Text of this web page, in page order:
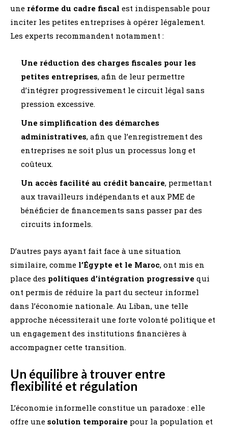
une réforme du cadre fiscal est indispensable pour
inciter les petites entreprises à opérer légalement​.
Les experts recommandent notamment :
Une réduction des charges fiscales pour les
petites entreprises, afin de leur permettre
d’intégrer progressivement le circuit légal sans
pression excessive.
Une simplification des démarches
administratives, afin que l’enregistrement des
entreprises ne soit plus un processus long et
coûteux.
Un accès facilité au crédit bancaire, permettant
aux travailleurs indépendants et aux PME de
bénéficier de financements sans passer par des
circuits informels.
D’autres pays ayant fait face à une situation
similaire, comme l’Égypte et le Maroc, ont mis en
place des politiques d’intégration progressive qui
ont permis de réduire la part du secteur informel
dans l’économie nationale. Au Liban, une telle
approche nécessiterait une forte volonté politique et
un engagement des institutions financières à
accompagner cette transition.
Un équilibre à trouver entre
flexibilité et régulation
L’économie informelle constitue un paradoxe : elle
offre une solution temporaire pour la population et